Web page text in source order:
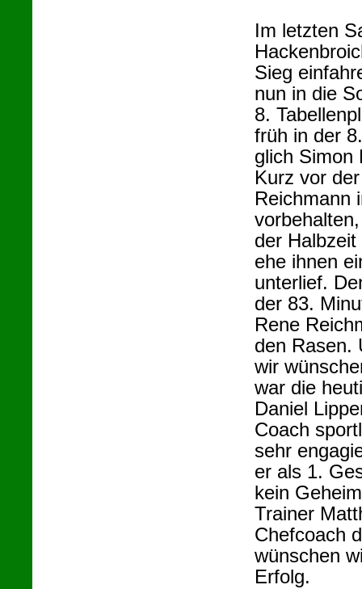
Im letzten
Sieg
nun in die
8.
früh in der
glich Simon
Kurz vor
Reichmann
der
ehe ihnen
unterlief.
der 83.
Rene
den Rasen.
wir
war die
Daniel
Coach
sehr
er als 1.
kein
Trainer
Chefcoach
wünschen
Erfolg.